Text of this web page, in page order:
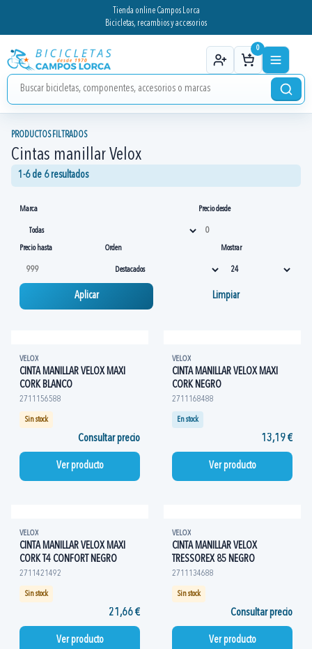
Tienda online Campos Lorca
Bicicletas, recambios y accesorios
0
PRODUCTOS FILTRADOS
Cintas manillar Velox
1-6 de 6 resultados
Marca Precio desde
Precio hasta Orden Mostrar
Aplicar Limpiar
VELOX
CINTA MANILLAR VELOX MAXI
CORK BLANCO
2711156588
Sin stock
Consultar precio
Ver producto
VELOX
CINTA MANILLAR VELOX MAXI
CORK NEGRO
2711168488
En stock
13,19 €
Ver producto
VELOX
CINTA MANILLAR VELOX MAXI
CORK T4 CONFORT NEGRO
2711421492
Sin stock
21,66 €
Ver producto
VELOX
CINTA MANILLAR VELOX
TRESSOREX 85 NEGRO
2711134688
Sin stock
Consultar precio
Ver producto